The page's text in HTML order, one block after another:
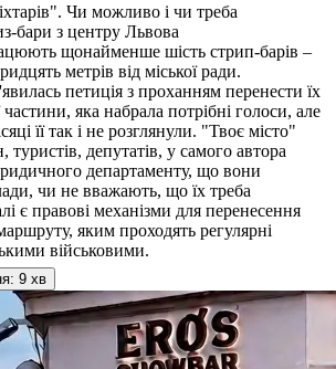
Чи можливо і чи треба
бари з центру Львова
щонайменше шість стрип-барів –
метрів від міської ради.
петиція з проханням перенести їх
яка набрала потрібні голоси, але
її так і не розглянули. "Твоє місто"
туристів, депутатів, у самого автора
департаменту, що вони
чи не вважають, що їх треба
є правові механізми для перенесення
яким проходять регулярні
військовими.
9 хв